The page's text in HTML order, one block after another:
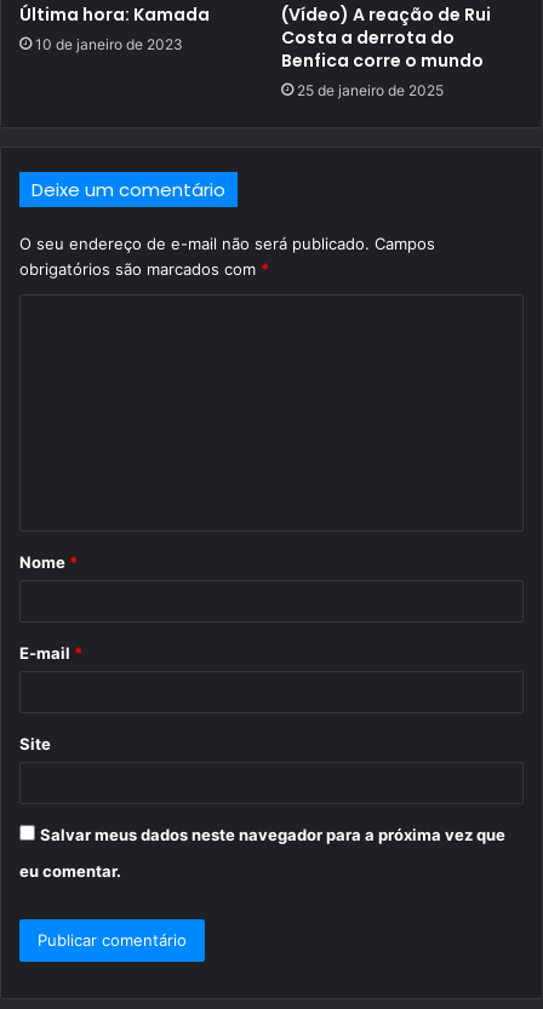
Última hora: Kamada
10 de janeiro de 2023
(Vídeo) A reação de Rui
Costa a derrota do
Benfica corre o mundo
25 de janeiro de 2025
Deixe um comentário
O seu endereço de e-mail não será publicado. Campos
obrigatórios são marcados com *
r
Nome *
E-mail *
Site
Salvar meus dados neste navegador para a próxima vez que
eu comentar.